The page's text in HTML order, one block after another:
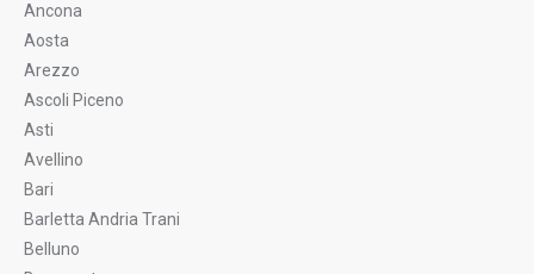
Ancona
Aosta
Arezzo
Ascoli Piceno
Asti
Avellino
Bari
Barletta Andria Trani
Belluno